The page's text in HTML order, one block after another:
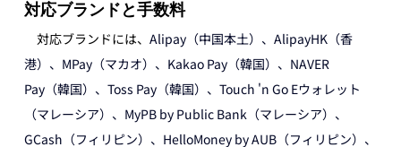
対応ブランドと手数料
対応ブランドには、 Alipay（中国本土）、AlipayHK（香
港）、MPay（マカオ）、Kakao Pay（韓国）、NAVER
Pay（韓国）、Toss Pay（韓国）、Touch 'n Go Eウォレット
（マレーシア）、MyPB by Public Bank（マレーシア）、
GCash（フィリピン）、HelloMoney by AUB（フィリピン）、